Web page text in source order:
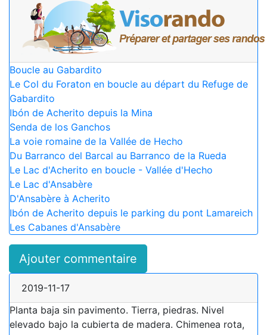
Boucle au Gabardito
Le Col du Foraton en boucle au départ du Refuge de
Gabardito
Ibón de Acherito depuis la Mina
Senda de los Ganchos
La voie romaine de la Vallée de Hecho
Du Barranco del Barcal au Barranco de la Rueda
Le Lac d'Acherito en boucle - Vallée d'Hecho
Le Lac d'Ansabère
D'Ansabère à Acherito
Ibón de Acherito depuis le parking du pont Lamareich
Les Cabanes d'Ansabère
Ajouter commentaire
2019-11-17
Planta baja sin pavimento. Tierra, piedras. Nivel
elevado bajo la cubierta de madera. Chimenea rota,